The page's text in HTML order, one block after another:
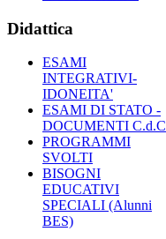
Didattica
ESAMI
INTEGRATIVI-
IDONEITA'
ESAMI DI STATO -
DOCUMENTI C.d.C
PROGRAMMI
SVOLTI
BISOGNI
EDUCATIVI
SPECIALI (Alunni
BES)